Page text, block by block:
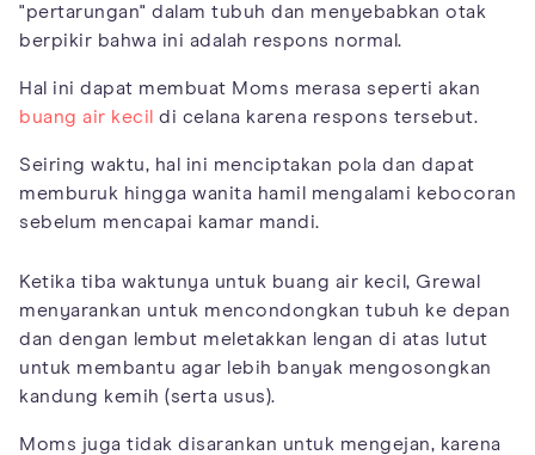
"pertarungan" dalam tubuh dan menyebabkan otak
berpikir bahwa ini adalah respons normal.
Hal ini dapat membuat Moms merasa seperti akan
buang air kecil di celana karena respons tersebut.
Seiring waktu, hal ini menciptakan pola dan dapat
memburuk hingga wanita hamil mengalami kebocoran
sebelum mencapai kamar mandi.
Ketika tiba waktunya untuk buang air kecil, Grewal
menyarankan untuk mencondongkan tubuh ke depan
dan dengan lembut meletakkan lengan di atas lutut
untuk membantu agar lebih banyak mengosongkan
kandung kemih (serta usus).
Moms juga tidak disarankan untuk mengejan, karena